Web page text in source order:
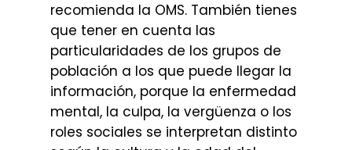
recomienda la OMS. También tienes
que tener en cuenta las
particularidades de los grupos de
población a los que puede llegar la
información, porque la enfermedad
mental, la culpa, la vergüenza o los
roles sociales se interpretan distinto